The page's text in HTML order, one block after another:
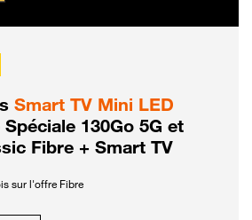
Smart TV Mini LED
130Go 5G et
Fibre + Smart TV
sur l'offre Fibre